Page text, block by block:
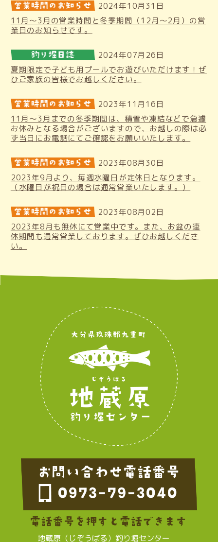
2024年10月31日
11月～3月の営業時間と冬季期間（12月～2月）の営
業日のお知らせです。
2024年07月26日
夏期限定で子ども用プールでお遊びいただけます！ぜ
ひご家族の皆様でお越しください。
2023年11月16日
11月～3月までの冬季期間は、積雪や凍結などで急遽
お休みとなる場合がございますので、お越しの際は必
ず当日にお電話にてご確認をお願いいたします。
2023年08月30日
2023年9月より、毎週水曜日が定休日となります。
（水曜日が祝日の場合は通常営業いたします。）
2023年08月02日
2023年8月も無休にて営業中です。また、お盆の連
休期間も通常営業しております。ぜひお越しくださ
い。
地蔵原（じぞうばる）釣り堀センター